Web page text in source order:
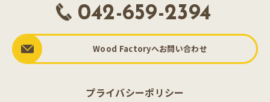
042-659-2394
Wood Factoryへお問い合わせ
プライバシーポリシー